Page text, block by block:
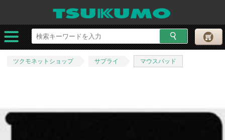
ツクモネットショップ サプライ マウスパッド